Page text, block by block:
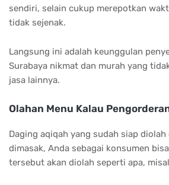
sendiri, selain cukup merepotkan
tidak sejenak.
Langsung ini adalah keunggulan
Surabaya nikmat dan murah yang
jasa lainnya.
Olahan Menu Kalau
Daging aqiqah yang sudah siap
dimasak, Anda sebagai konsumen
tersebut akan diolah seperti apa,